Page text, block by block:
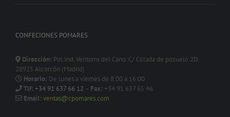
CONFECIONES POMARES
Dirección: Pol.Ind. Ventorro del Cano. C/ Colada de pozuelo 2D.
28925 Alcorcón (Madrid)
Horario: De lunes a viernes de 8:00 a 16:00
Tlf: +34 91 637 66 12 – Fax: +34 91 637 65 46
Email: ventas@cpomares.com